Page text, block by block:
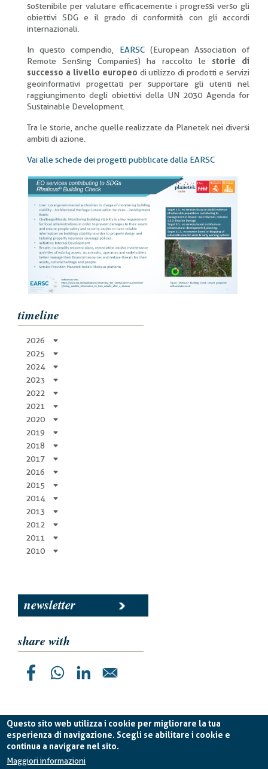
Questo sito web utilizza i cookie per migliorare la tua
esperienza di navigazione. Scegli se abilitare i cookie e
continua a navigare nel sito.
Maggiori informazioni
sostenibile per valutare efficacemente i progressi verso gli
obiettivi SDG e il grado di conformità con gli accordi
internazionali.
In questo compendio, EARSC(European Association of
Remote Sensing Companies) ha raccolto le storie di
successo a livello europeo di utilizzo di prodotti e servizi
geoinformativi progettati per supportare gli utenti nel
raggiungimento degli obiettivi della UN 2030 Agenda for
Sustainable Development.
Tra le storie, anche quelle realizzate da Planetek nei diversi
ambiti di azione.
Vai alle schede dei progetti pubblicate dalla EARSC
timeline
2026
2025
2024
2023
2022
2021
2020
2019
2018
2017
2016
2015
2014
2013
2012
2011
2010
newsletter
share with
Planetek Italia s.r.l. P. IVA 04555490723 -